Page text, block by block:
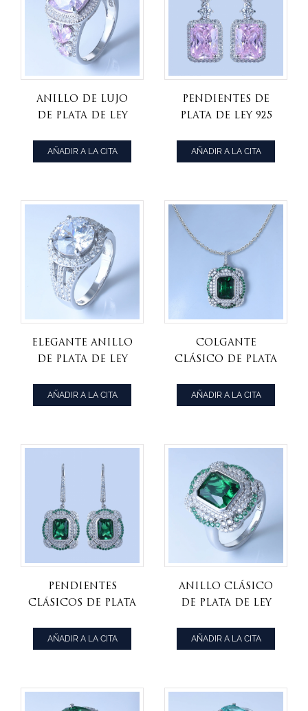
Anillo de lujo
de plata de ley
brillante
diamante rosa
AÑADIR A LA CITA
Pendientes de
plata de ley 925
diamante rosa
cz
AÑADIR A LA CITA
Elegante anillo
de plata de ley
blanco /
tanzanita cz
AÑADIR A LA CITA
Colgante
clásico de plata
nano verde
claro /
cz
AÑADIR A LA CITA
Pendientes
clásicos de plata
nano verde
claro /
cz
AÑADIR A LA CITA
Anillo clásico
de plata de ley
verde claro.
AÑADIR A LA CITA